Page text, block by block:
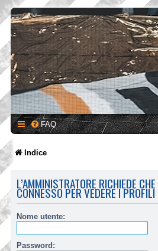
FAQ
Indice
L’AMMINISTRATORE RICHIEDE
CONNESSO PER VEDERE I
Nome utente:
Password: